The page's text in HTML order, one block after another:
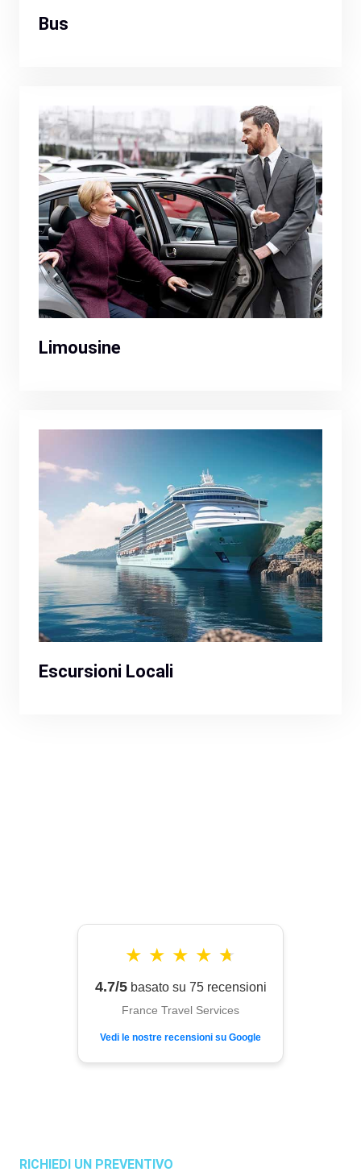
Bus
Limousine
Escursioni Locali
★ ★ ★ ★ ★
4.7/5 basato su 75 recensioni
France Travel Services
Vedi le nostre recensioni su Google
RICHIEDI UN PREVENTIVO